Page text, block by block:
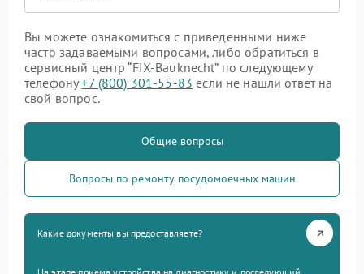
Вы можете ознакомиться с приведенными ниже
часто задаваемыми вопросами, либо обратиться в
сервисный центр “FIX-Bauknecht” по следующему
телефону+7 (800) 301-55-83 если не нашли ответ на
свой вопрос.
Общие вопросы
Вопросы по ремонту посудомоечных машин
Какие документы вы предоставляете?